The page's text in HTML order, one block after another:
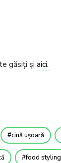
găsiți și aici.
cină ușoară
food styling